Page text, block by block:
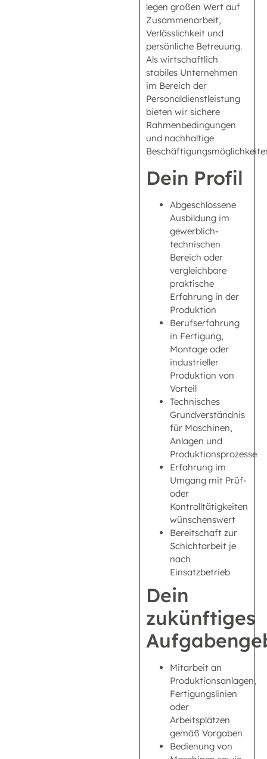
legen großen Wert auf
Zusammenarbeit,
Verlässlichkeit und
persönliche Betreuung.
Als wirtschaftlich
stabiles Unternehmen
im Bereich der
Personaldienstleistung
bieten wir sichere
Rahmenbedingungen
und nachhaltige
Dein Profil
Abgeschlossene
Ausbildung im
gewerblich-
technischen
Bereich oder
vergleichbare
praktische
Erfahrung in der
Produktion
Berufserfahrung
in Fertigung,
Montage oder
industrieller
Produktion von
Vorteil
Technisches
Grundverständnis
für Maschinen,
Anlagen und
Produktionsprozesse
Erfahrung im
Umgang mit Prüf-
oder
Kontrolltätigkeiten
wünschenswert
Bereitschaft zur
Schichtarbeit je
nach
Einsatzbetrieb
Dein
zukünftiges
Mitarbeit an
Produktionsanlagen,
Fertigungslinien
oder
Arbeitsplätzen
gemäß Vorgaben
Bedienung von